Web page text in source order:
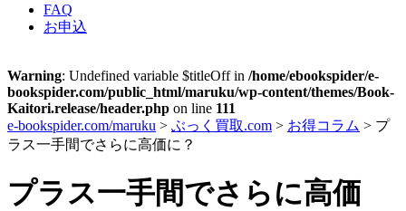
FAQ
お申込
Warning: Undefined variable $titleOff in /home/ebookspider/e-
bookspider.com/public_html/maruku/wp-content/themes/Book-
Kaitori.release/header.php on line 111
e-bookspider.com/maruku > ぶっく買取.com > お得コラム > プ
ラス一手間でさらに高価に？
プラス一手間でさらに高価